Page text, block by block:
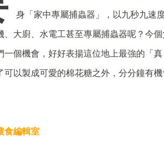
身「家中專屬捕蟲器」，以九秒九速
、大廚、水電工甚至專屬捕蟲器呢？今
一個機會，好好表揚這位地上最強的「
可以製成可愛的棉花糖之外，分分鐘有
食編輯室